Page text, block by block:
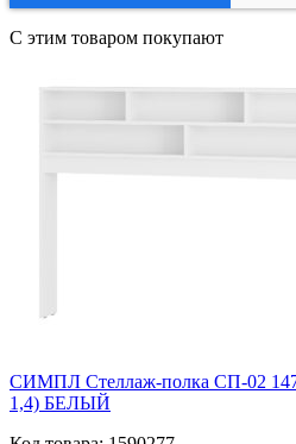
С этим товаром покупают
СИМПЛ Стеллаж-полка СП-02
1,4) БЕЛЫЙ